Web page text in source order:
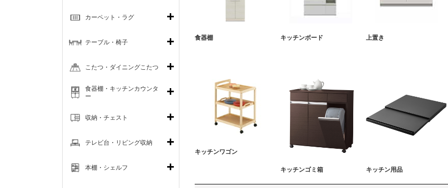
食器棚 キッチンボード 上置き
キッチンワゴン
キッチンゴミ箱 キッチン用品
カーペット・ラグ
テーブル・椅子
こたつ・ダイニングこたつ
食器棚・キッチンカウンタ
ー
収納・チェスト
テレビ台・リビング収納
本棚・シェルフ